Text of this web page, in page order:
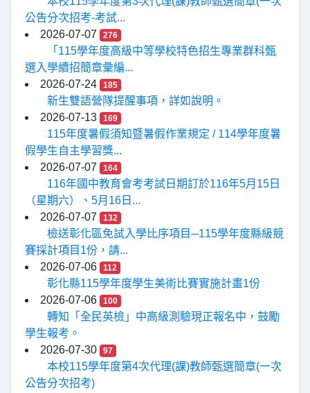
公告分次招考-考試...
2026-07-07
276
「115學年度高級中等學校特色招生專業群科甄
選入學續招簡章彙編...
2026-07-24
185
新生雙語營隊提醒事項，詳如說明。
2026-07-13
169
115年度暑假須知暨暑假作業規定 / 114學年度暑
假學生自主學習獎...
2026-07-07
164
116年國中教育會考考試日期訂於116年5月15日
（星期六）、5月16日...
2026-07-07
132
檢送彰化區免試入學比序項目─115學年度縣級競
賽採計項目1份，請...
2026-07-06
112
彰化縣115學年度學生美術比賽實施計畫1份
2026-07-06
100
轉知「全民英檢」中高級測驗現正報名中，鼓勵
學生報考。
2026-07-30
97
本校115學年度第4次代理(課)教師甄選簡章(一次
公告分次招考)